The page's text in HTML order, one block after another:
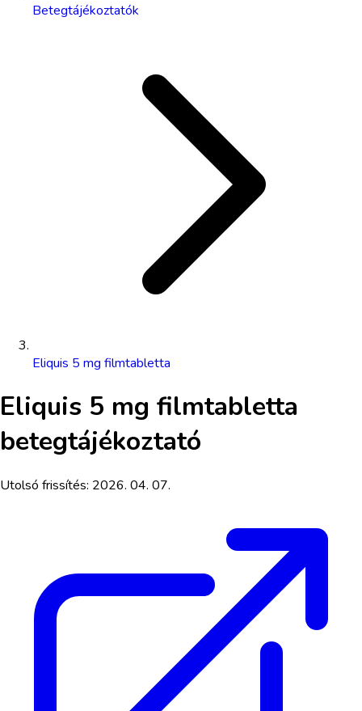
Betegtájékoztatók
Eliquis 5 mg filmtabletta
Eliquis 5 mg filmtabletta
betegtájékoztató
Utolsó frissítés: 2026. 04. 07.